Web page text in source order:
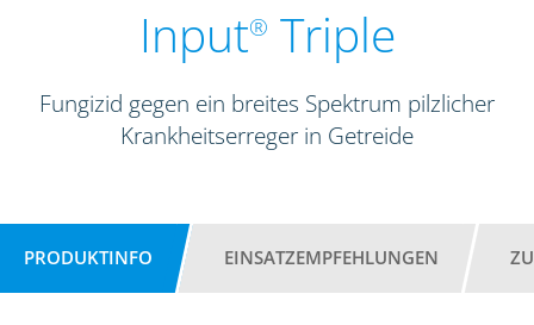
Input® Triple
Fungizid gegen ein breites Spektrum pilzlicher
Krankheitserreger in Getreide
PRODUKTINFO EINSATZEMPFEHLUNGEN